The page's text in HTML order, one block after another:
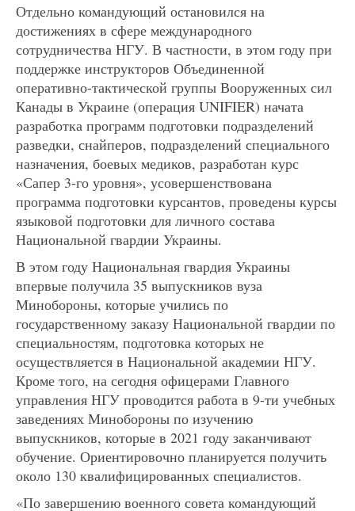
Отдельно командующий остановился на
достижениях в сфере международного
сотрудничества НГУ. В частности, в этом году при
поддержке инструкторов Объединенной
оперативно-тактической группы Вооруженных сил
Канады в Украине (операция UNIFIER) начата
разработка программ подготовки подразделений
разведки, снайперов, подразделений специального
назначения, боевых медиков, разработан курс
«Сапер 3-го уровня», усовершенствована
программа подготовки курсантов, проведены курсы
языковой подготовки для личного состава
Национальной гвардии Украины.
В этом году Национальная гвардия Украины
впервые получила 35 выпускников вуза
Минобороны, которые учились по
государственному заказу Национальной гвардии по
специальностям, подготовка которых не
осуществляется в Национальной академии НГУ.
Кроме того, на сегодня офицерами Главного
управления НГУ проводится работа в 9-ти учебных
заведениях Минобороны по изучению
выпускников, которые в 2021 году заканчивают
обучение. Ориентировочно планируется получить
около 130 квалифицированных специалистов.
«По завершению военного совета командующий